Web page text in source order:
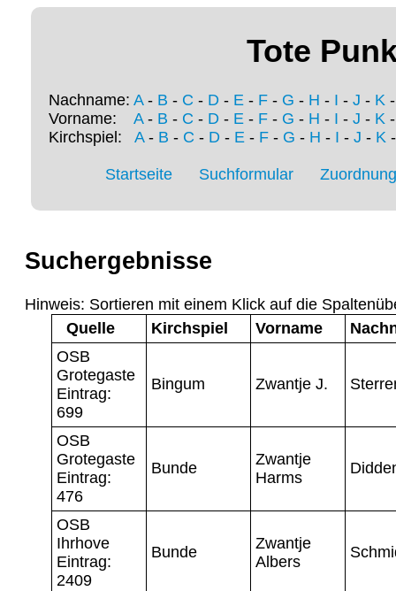
Tote
Nachname: A- B - C - D - E - F - G - H - I - J - K
Vorname: A- B - C - D - E - F - G - H - I - J - K
Kirchspiel: A- B - C - D- E- F- G - H - I - J - K
Startseite Suchformular
Suchergebnisse
Hinweis: Sortieren mit einem Klick auf die
Quelle
Kirchspiel Vorname
OSB
Grotegaste
Eintrag:
699
Bingum Zwantje J.
OSB
Grotegaste
Eintrag:
476
Bunde
Zwantje
Harms
OSB
Ihrhove
Eintrag:
2409
Bunde
Zwantje
Albers